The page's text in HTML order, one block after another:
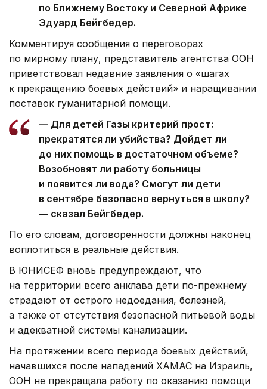
по Ближнему Востоку и Северной Африке
Эдуард Бейгбедер.
Комментируя сообщения о переговорах
по мирному плану, представитель агентства ООН
приветствовал недавние заявления о «шагах
к прекращению боевых действий» и наращивании
поставок гуманитарной помощи.
— Для детей Газы критерий прост:
прекратятся ли убийства? Дойдет ли
до них помощь в достаточном объеме?
Возобновят ли работу больницы
и появится ли вода? Смогут ли дети
в сентябре безопасно вернуться в школу?
— сказал Бейгбедер.
По его словам, договоренности должны наконец
воплотиться в реальные действия.
В ЮНИСЕФ вновь предупреждают, что
на территории всего анклава дети по-прежнему
страдают от острого недоедания, болезней,
а также от отсутствия безопасной питьевой воды
и адекватной системы канализации.
На протяжении всего периода боевых действий,
начавшихся после нападений ХАМАС на Израиль,
ООН не прекращала работу по оказанию помощи